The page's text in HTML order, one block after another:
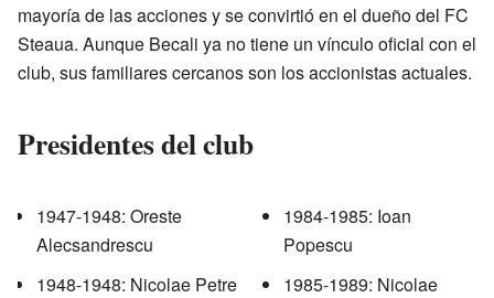
mayoría de las acciones y se convirtió en el dueño del FC
Steaua. Aunque Becali ya no tiene un vínculo oficial con el
club, sus familiares cercanos son los accionistas actuales.
Presidentes del club
1947-1948: Oreste
Alecsandrescu
1948-1948: Nicolae Petre
1984-1985: Ioan
Popescu
1985-1989: Nicolae